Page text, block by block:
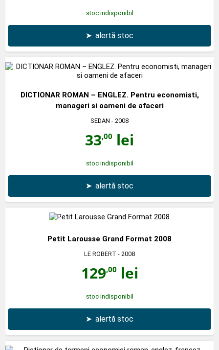
stoc indisponibil
➤ alertă stoc
DICTIONAR ROMAN – ENGLEZ. Pentru economisti,
manageri si oameni de afaceri
SEDAN - 2008
33,00 lei
stoc indisponibil
➤ alertă stoc
Petit Larousse Grand Format 2008
LE ROBERT - 2008
129,00 lei
stoc indisponibil
➤ alertă stoc